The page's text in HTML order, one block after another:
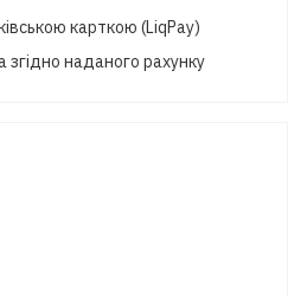
карткою (LiqPay)
згідно наданого рахунку